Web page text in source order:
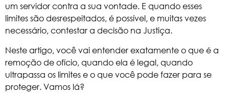
um servidor contra a sua vontade. E quando esses
limites são desrespeitados, é possível, e muitas vezes
necessário, contestar a decisão na Justiça.
Neste artigo, você vai entender exatamente o que é a
remoção de ofício, quando ela é legal, quando
ultrapassa os limites e o que você pode fazer para se
proteger. Vamos lá?